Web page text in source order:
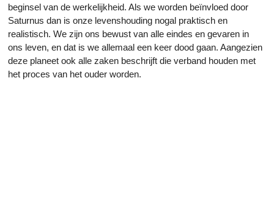
beginsel van de werkelijkheid. Als we worden beïnvloed door
Saturnus dan is onze levenshouding nogal praktisch en
realistisch. We zijn ons bewust van alle eindes en gevaren in
ons leven, en dat is we allemaal een keer dood gaan. Aangezien
deze planeet ook alle zaken beschrijft die verband houden met
het proces van het ouder worden.